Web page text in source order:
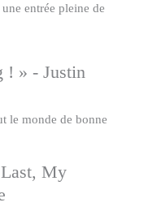
entrée pleine de
! » - Justin
le monde de bonne
My